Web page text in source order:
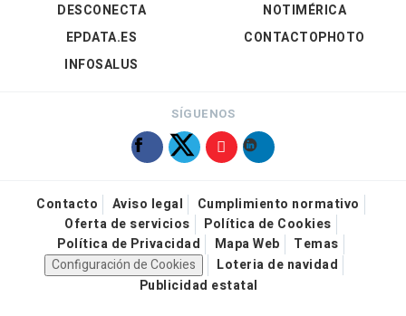
DESCONECTA
EPDATA.ES
INFOSALUS
NOTIMÉRICA
CONTACTOPHOTO
SÍGUENOS
Contacto Aviso legal
Cumplimiento normativo
Oferta de servicios
Política de Cookies
Política de Privacidad
Mapa Web
Temas
Configuración de Cookies
Loteria de navidad
Publicidad estatal